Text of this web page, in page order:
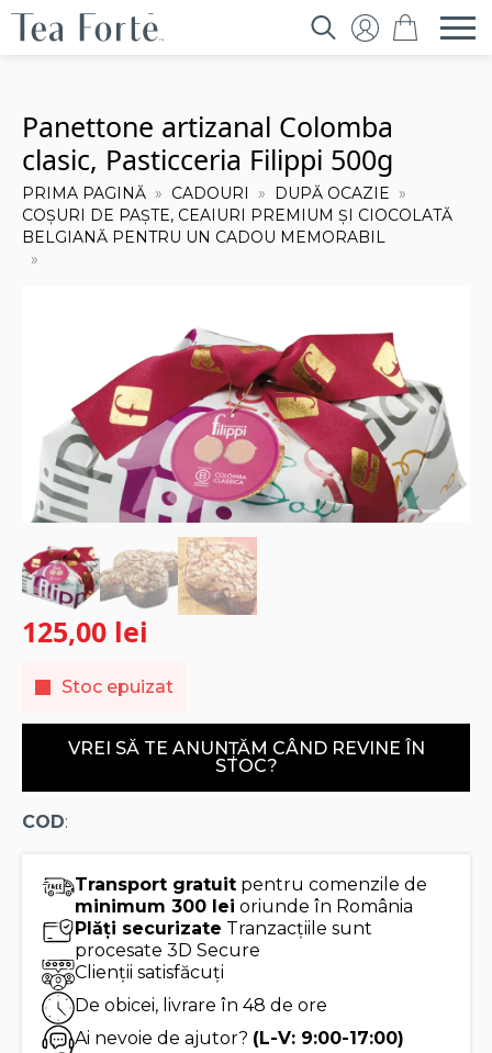
Panettone artizanal Colomba
clasic, Pasticceria Filippi 500g
PRIMA PAGINĂ CADOURI
DUPĂ OCAZIE
COȘURI DE PAȘTE, CEAIURI PREMIUM ȘI CIOCOLATĂ
BELGIANĂ PENTRU UN CADOU MEMORABIL
125,00 lei
Stoc epuizat
VREI SĂ TE ANUNȚĂM CÂND REVINE ÎN
STOC?
COD:
Transport gratuit pentru comenzile de
minimum 300 lei oriunde în România
Plăți securizate Tranzacțiile sunt
procesate 3D Secure
Clienții satisfăcuți
De obicei, livrare în 48 de ore
Ai nevoie de ajutor? (L-V: 9:00-17:00)